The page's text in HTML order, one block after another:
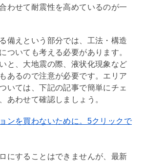
わせて耐震性を高めているのが一
備えという部分では、工法・構造
ついても考える必要があります。
と、大地震の際、 液状化現象など
あるので注意が必要です。エリア
いては、下記の記事で簡単にチェ
あわせて確認しましょう。
ンを買わないために。5クリックで
にすることはできませんが、最新